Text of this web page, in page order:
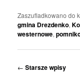
Zaszufladkowano do
gmina Drezdenko,
westernowe,
Nawigacja
← Starsze wpisy